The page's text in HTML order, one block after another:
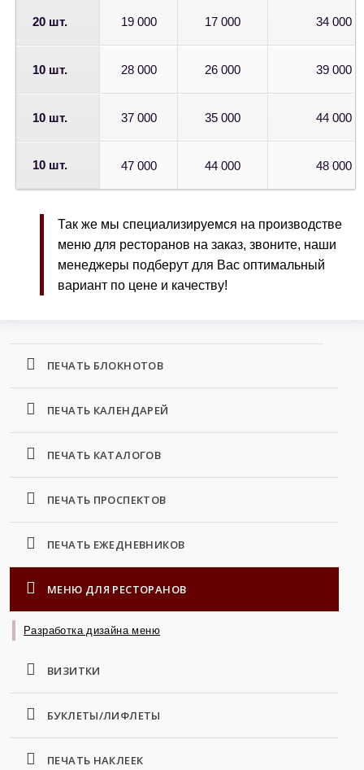
20 шт. 19 000 17 000 34 000
10 шт. 28 000 26 000 39 000
10 шт. 37 000 35 000 44 000
10 шт. 47 000 44 000 48 000
Так же мы специализируемся на производстве
меню для ресторанов на заказ, звоните, наши
менеджеры подберут для Вас оптимальный
вариант по цене и качеству!
ПЕЧАТЬ БЛОКНОТОВ
ПЕЧАТЬ КАЛЕНДАРЕЙ
ПЕЧАТЬ КАТАЛОГОВ
ПЕЧАТЬ ПРОСПЕКТОВ
ПЕЧАТЬ ЕЖЕДНЕВНИКОВ
МЕНЮ ДЛЯ РЕСТОРАНОВ
Разработка дизайна меню
ВИЗИТКИ
БУКЛЕТЫ/ЛИФЛЕТЫ
ПЕЧАТЬ НАКЛЕЕК